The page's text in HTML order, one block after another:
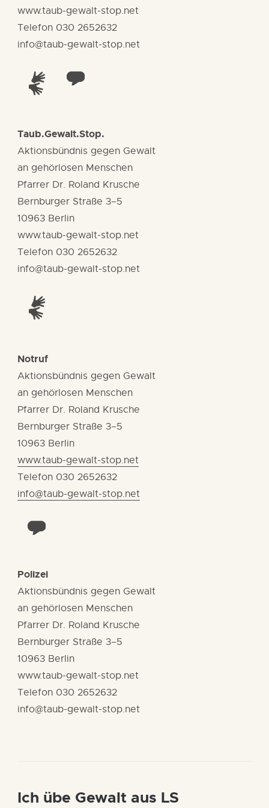
www.taub-gewalt-stop.net
Telefon 030 2652632
info@taub-gewalt-stop.net
Taub.Gewalt.Stop.
Aktionsbündnis gegen Gewalt
an gehörlosen Menschen
Pfarrer Dr. Roland Krusche
Bernburger Straße 3–5
10963 Berlin
www.taub-gewalt-stop.net
Telefon 030 2652632
info@taub-gewalt-stop.net
Notruf
Aktionsbündnis gegen Gewalt
an gehörlosen Menschen
Pfarrer Dr. Roland Krusche
Bernburger Straße 3–5
10963 Berlin
www.taub-gewalt-stop.net
Telefon 030 2652632
info@taub-gewalt-stop.net
Polizei
Aktionsbündnis gegen Gewalt
an gehörlosen Menschen
Pfarrer Dr. Roland Krusche
Bernburger Straße 3–5
10963 Berlin
www.taub-gewalt-stop.net
Telefon 030 2652632
info@taub-gewalt-stop.net
Ich übe Gewalt aus LS